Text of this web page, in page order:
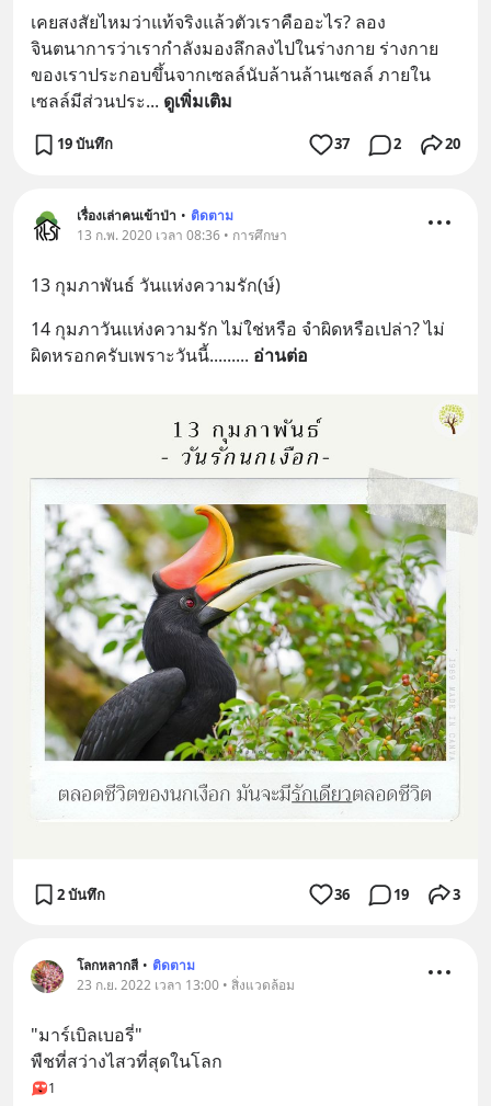
เคยสงสัยไหมว่าแท้จริงแล้วตัวเราคืออะไร? ลอง
จินตนาการว่าเรากำลังมองลึกลงไปในร่างกาย ร่างกาย
ของเราประกอบขึ้นจากเซลล์นับล้านล้านเซลล์ ภายใน
เซลล์มีส่วนประ... ดูเพิ่มเติม
19 บันทึก 37 2 20
เรื่องเล่าคนเข้าป่า • ติดตาม
13 ก.พ. 2020 เวลา 08:36 • การศึกษา
13 กุมภาพันธ์ วันแห่งความรัก(ษ์)
14 กุมภาวันแห่งความรัก ไม่ใช่หรือ จำผิดหรือเปล่า? ไม่
ผิดหรอกครับเพราะวันนี้......... อ่านต่อ
2 บันทึก 36 19 3
โลกหลากสี • ติดตาม
23 ก.ย. 2022 เวลา 13:00 • สิ่งแวดล้อม
"มาร์เบิลเบอรี่"
พืชที่สว่างไสวที่สุดในโลก
1